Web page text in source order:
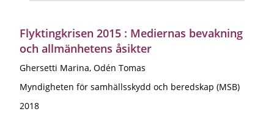
Flyktingkrisen 2015 : Mediernas bevakning
och allmänhetens åsikter
Ghersetti Marina, Odén Tomas
Myndigheten för samhällsskydd och beredskap (MSB)
2018